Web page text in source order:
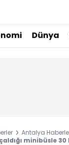
Dünya
Antalya
minibüsle